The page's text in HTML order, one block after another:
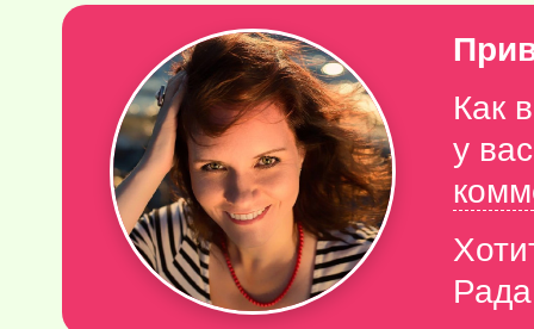
Как
у